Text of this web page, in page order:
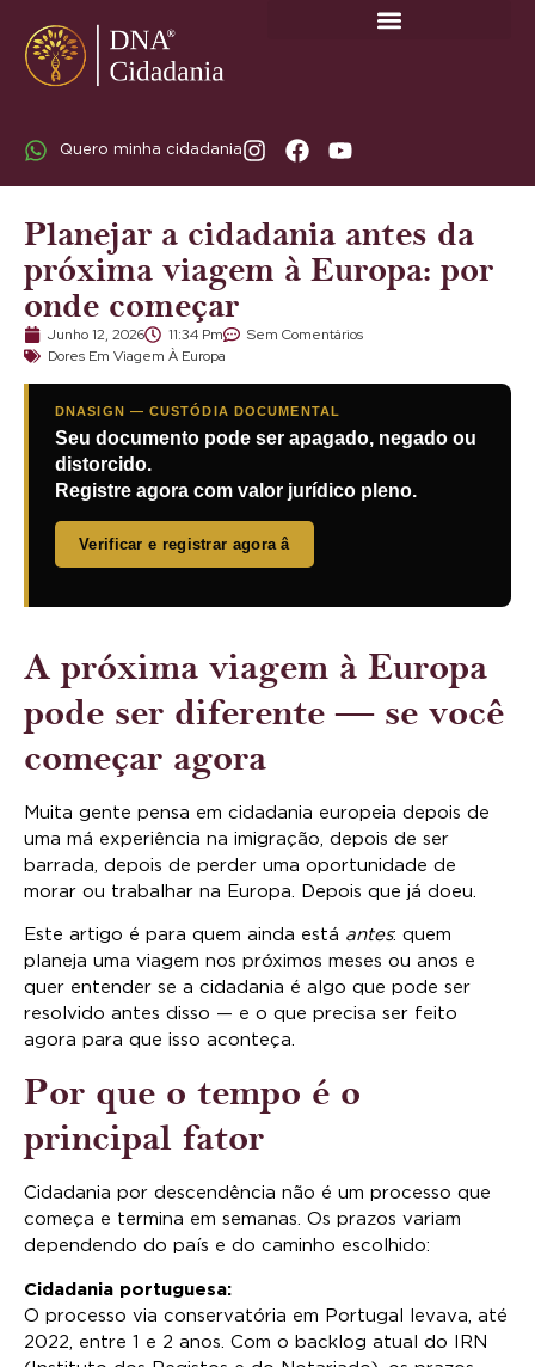
Quero minha cidadania
Planejar a cidadania antes da
próxima viagem à Europa: por
onde começar
Junho 12, 2026 11:34 Pm
Sem Comentários
Dores Em Viagem À Europa
DNASIGN — CUSTÓDIA DOCUMENTAL
Seu documento pode ser apagado, negado ou
distorcido.
Registre agora com valor jurídico pleno.
Verificar e registrar agora â
A próxima viagem à Europa
pode ser diferente — se você
começar agora
Muita gente pensa em cidadania europeia depois de
uma má experiência na imigração, depois de ser
barrada, depois de perder uma oportunidade de
morar ou trabalhar na Europa. Depois que já doeu.
Este artigo é para quem ainda está antes: quem
planeja uma viagem nos próximos meses ou anos e
quer entender se a cidadania é algo que pode ser
resolvido antes disso — e o que precisa ser feito
agora para que isso aconteça.
Por que o tempo é o
principal fator
Cidadania por descendência não é um processo que
começa e termina em semanas. Os prazos variam
dependendo do país e do caminho escolhido:
Cidadania portuguesa:
O processo via conservatória em Portugal levava, até
2022, entre 1 e 2 anos. Com o backlog atual do IRN